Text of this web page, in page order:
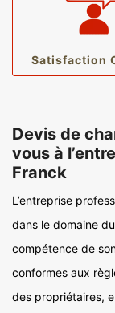
Satisfaction
Devis de
vous à
Franck
L’entreprise
dans le domaine
compétence de
conformes aux
des propriétaires,